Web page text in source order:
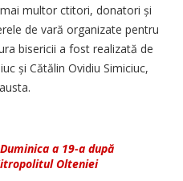
multor ctitori, donatori și
de vară organizate pentru
bisericii a fost realizată de
și Cătălin Ovidiu Simiciuc,
Duminica a 19-a după
Olteniei